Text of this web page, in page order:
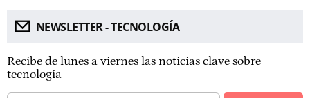
NEWSLETTER - TECNOLOGÍA
Recibe de lunes a viernes las noticias clave sobre
tecnología